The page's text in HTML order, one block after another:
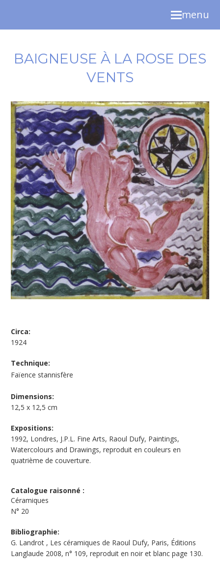
menu
BAIGNEUSE À LA ROSE DES
VENTS
Circa:
1924
Technique:
Faïence stannisfère
Dimensions:
12,5 x 12,5 cm
Expositions:
1992, Londres, J.P.L. Fine Arts, Raoul Dufy, Paintings,
Watercolours and Drawings, reproduit en couleurs en
quatrième de couverture.
Catalogue raisonné :
Céramiques
N° 20
Bibliographie:
G. Landrot , Les céramiques de Raoul Dufy, Paris, Éditions
Langlaude 2008, n° 109, reproduit en noir et blanc page 130.